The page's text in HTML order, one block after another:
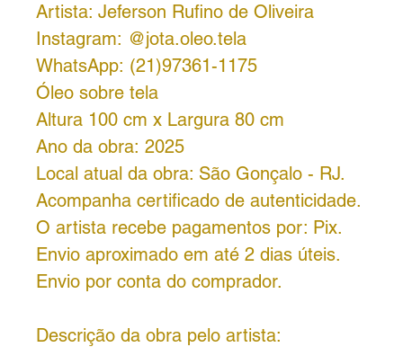
Artista: Jeferson Rufino de Oliveira
Instagram: @jota.oleo.tela
WhatsApp: (21)97361-1175
Óleo sobre tela
Altura 100 cm x Largura 80 cm
Ano da obra: 2025
Local atual da obra: São Gonçalo - RJ.
Acompanha certificado de autenticidade.
O artista recebe pagamentos por: Pix.
Envio aproximado em até 2 dias úteis.
Envio por conta do comprador.
Descrição da obra pelo artista: